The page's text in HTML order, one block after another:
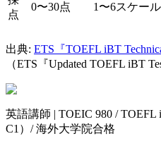
点
0〜30点 1〜6スケー
出典: ETS『TOEFL iBT
（ETS『Updated TOEFL iBT
英語講師 | TOEIC 980 / TOEFL
C1）/ 海外大学院合格